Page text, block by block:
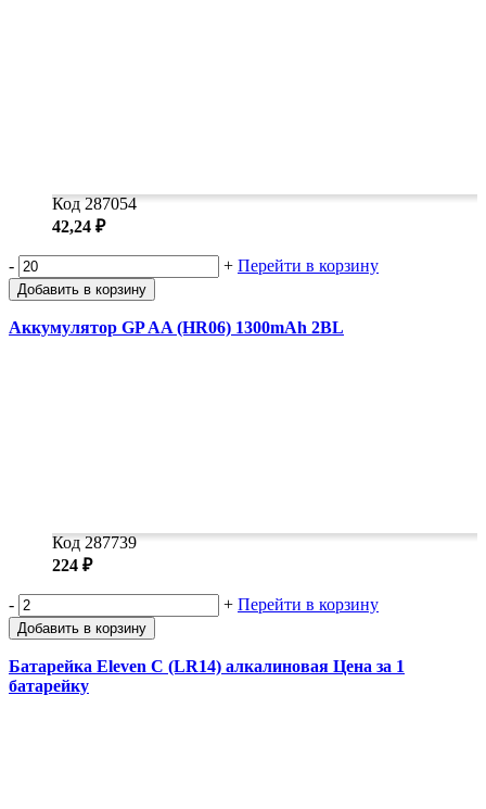
Код 287054
42,24 ₽
- + Перейти в корзину
Добавить в корзину
Аккумулятор GP AA (HR06) 1300mAh 2BL
Код 287739
224 ₽
- + Перейти в корзину
Добавить в корзину
Батарейка Eleven C (LR14) алкалиновая Цена за 1
батарейку